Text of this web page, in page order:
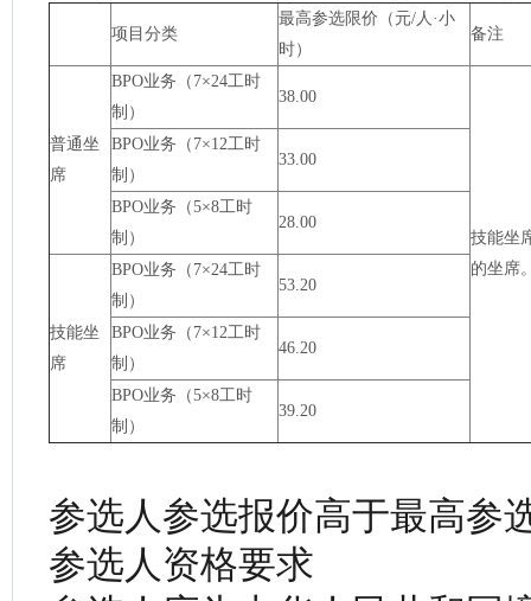
项目分类
最高参选限价（元/人·小
时）
备注
普通坐
席
BPO业务（7×24工时
制）
38.00
技能坐
的坐席
BPO业务（7×12工时
制）
33.00
BPO业务（5×8工时
制）
28.00
技能坐
席
BPO业务（7×24工时
制）
53.20
BPO业务（7×12工时
制）
46.20
BPO业务（5×8工时
制）
39.20
参选人参选报价高于最高参
参选人资格要求